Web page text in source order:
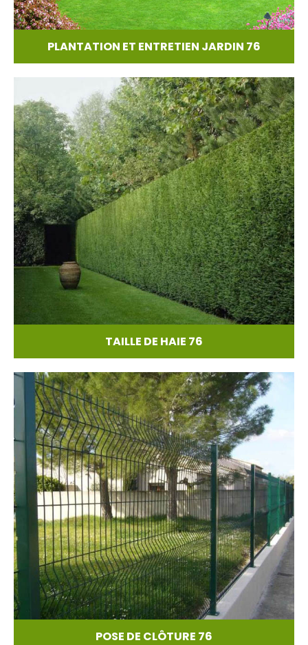
PLANTATION ET ENTRETIEN JARDIN 76
TAILLE DE HAIE 76
POSE DE CLÔTURE 76